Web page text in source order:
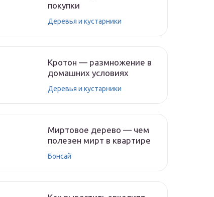
покупки
Деревья и кустарники
Кротон — размножение в
домашних условиях
Деревья и кустарники
Миртовое дерево — чем
полезен мирт в квартире
Бонсай